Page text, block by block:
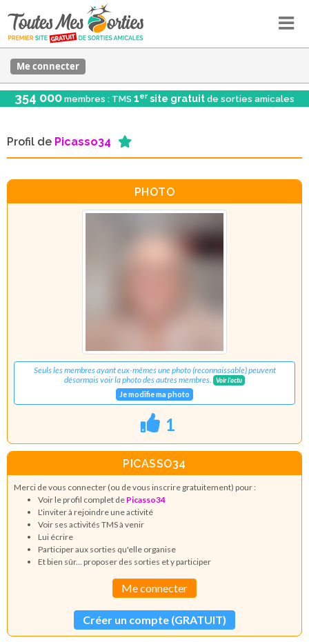
Me connecter
354 000 membres : TMS 1er site gratuit de sorties amicales
Profil de Picasso34
PHOTO
Seuls les membres ayant eux-mêmes une photo (reconnaissable) peuvent
désormais voir la photo des autres membres.
Voir l'actu
Je modifie ma photo
1
PICASSO34
Merci de vous connecter (ou de vous inscrire gratuitement) pour :
Voir le profil complet de Picasso34
L'inviter à rejoindre une activité
Voir ses activités TMS à venir
Lui écrire
Participer aux sorties qu'elle organise
Et bien sûr... proposer des sorties et y participer
Me connecter
Créer un compte (GRATUIT)